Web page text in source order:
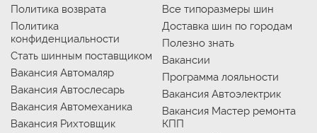
Политика возврата
Политика
конфиденциальности
Стать шинным поставщиком
Вакансия Автомаляр
Вакансия Автослесарь
Вакансия Автомеханика
Вакансия Рихтовщик
Все типоразмеры шин
Доставка шин по городам
Полезно знать
Вакансии
Программа лояльности
Вакансия Автоэлектрик
Вакансия Мастер ремонта
КПП